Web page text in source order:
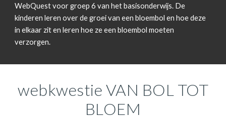
WebQuest voor groep 6 van het basisonderwijs. De
kinderen leren over de groei van een bloembol en hoe deze
in elkaar zit en leren hoe ze een bloembol moeten
verzorgen.
webkwestie VAN BOL TOT
BLOEM